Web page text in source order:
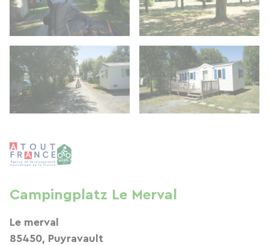
Campingplatz Le Merval
Le merval
85450, Puyravault